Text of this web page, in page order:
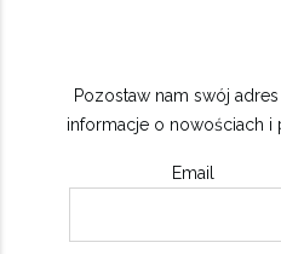
Pozostaw nam swój
informacje o nowościach i
Email